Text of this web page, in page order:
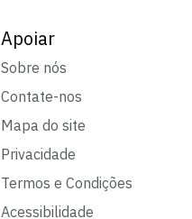
Apoiar
Sobre nós
Contate-nos
Mapa do site
Privacidade
Termos e Condições
Acessibilidade